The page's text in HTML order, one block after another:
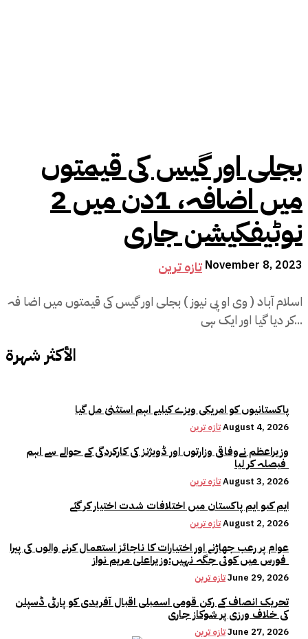
بجلی اور گیس کی قیمتوں
میں اضافہ، 1دن میں 2
نوٹیفکیشن جاری
تازہ ترین November 8, 2023
اسلام آباد ( وی او پی نیوز ) بجلی اور گیس کی قیمتوں میں اضا فہ
کر دیا گیا اور ایک ہی...
الأكثر شهرة
پاکستانیوں کو امریکی ویزے کیلیے اہم استثنیٰ مل گیا
تازہ ترینAugust 4, 2026
وزیراعظم نےوفاقی وزارتوں اور ڈویژنز کی کارکردگی کے حوالے سے اہم
تازہ ترینAugust 3, 2026
ایم کیو ایم پاکستان میں اختلافات شدت اختیار کر گئے
تازہ ترینAugust 2, 2026
عوام پر رعب جھاڑنے اور اختیارات کا ناجائز استعمال کرنے والوں کی پیرا
تازہ ترینJune 29, 2026
تحریک انصاف کے رکن قومی اسمبلی اقبال آفریدی کو پارٹی ڈسپلن
کی خلاف ورزی پر شوکاز جاری
تازہ ترینJune 27, 2026